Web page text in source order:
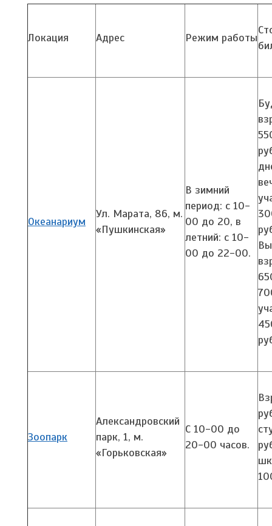
Локация Адрес Режим работы
Океанариум
Ул. Марата, 86, м.
«Пушкинская»
В зимний
период: с 10-
00 до 20, в
летний: с 10-
00 до 22-00.
Зоопарк
Александровский
парк, 1, м.
«Горьковская»
С 10-00 до
20-00 часов.